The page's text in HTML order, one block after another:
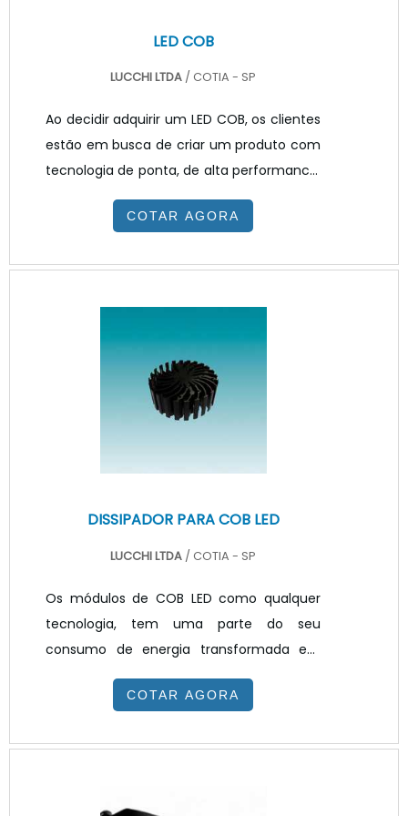
LED COB
LUCCHI LTDA / COTIA - SP
Ao decidir adquirir um LED COB, os clientes
estão em busca de criar um produto com
tecnologia de ponta, de alta performance,
eficiente e que seja totalmente capaz de
atender suas necessidades e
modelos de LED, sendo que cada modelo
dotipo COB que traz uma nova tecnologia
de encapsulamento que utilizando
múltiplos chips de LED embalados em
conjunto, formam um módulo de
COTAR AGORA
DISSIPADOR PARA COB LED
LUCCHI LTDA / COTIA - SP
Os módulos de COB LED como qualquer
tecnologia, tem uma parte do seu
consumo de energia transformada em
calor. Controle térmico por meio de
dissipador é necessário, pois permite que o
temperatura de junção mais baixa que a
COTAR AGORA